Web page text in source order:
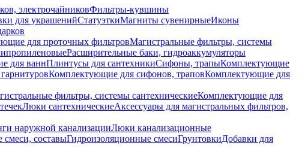
электрочайниковФильтры-кувшины
для украшенийСтатуэткиМагниты сувенирныеИконы
для проточных фильтровМагистральные фильтры, системы
Расширительные баки, гидроаккумуляторы
для ваннПлинтусы для сантехникиСифоны, трапыКомплектующие
Комплектующие для сифонов, траповКомплектующие для
фильтры, системы сантехническиеКомплектующие для
Люки сантехническиеАксессуары для магистральных фильтров,
наружной канализацииЛюки канализационные
смеси, составыГидроизоляционные смесиГрунтовкиДобавки для